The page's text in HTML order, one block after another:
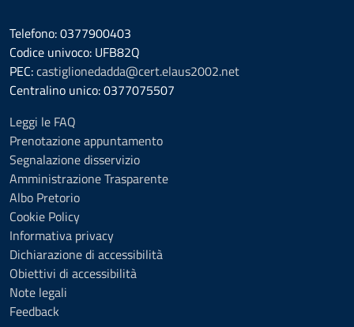
Telefono: 0377900403
Codice univoco: UFB82Q
PEC:castiglionedadda@cert.elaus2002.net
Centralino unico: 0377075507
Leggi le FAQ
Prenotazione appuntamento
Segnalazione disservizio
Amministrazione Trasparente
Albo Pretorio
Cookie Policy
Informativa privacy
Dichiarazione di accessibilità
Obiettivi di accessibilità
Note legali
Feedback